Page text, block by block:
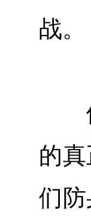
战。
他
的
们